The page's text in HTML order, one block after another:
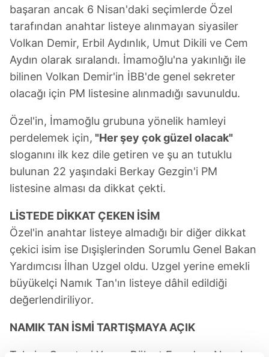
başaran ancak 6 Nisan'daki seçimlerde Özel
tarafından anahtar listeye alınmayan siyasiler
Volkan Demir, Erbil Aydınlık, Umut Dikili ve Cem
Aydın olarak sıralandı. İmamoğlu'na yakınlığı ile
bilinen Volkan Demir'in İBB'de genel sekreter
olacağı için PM listesine alınmadığı savunuldu.
Özel'in, İmamoğlu grubuna yönelik hamleyi
perdelemek için, "Her şey çok güzel olacak"
sloganını ilk kez dile getiren ve şu an tutuklu
bulunan 22 yaşındaki Berkay Gezgin'i PM
listesine alması da dikkat çekti.
LİSTEDE DİKKAT ÇEKEN İSİM
Özel'in anahtar listeye almadığı bir diğer dikkat
çekici isim ise Dışişlerinden Sorumlu Genel Bakan
Yardımcısı İlhan Uzgel oldu. Uzgel yerine emekli
büyükelçi Namık Tan'ın listeye dâhil edildiği
değerlendiriliyor.
NAMIK TAN İSMİ TARTIŞMAYA AÇIK